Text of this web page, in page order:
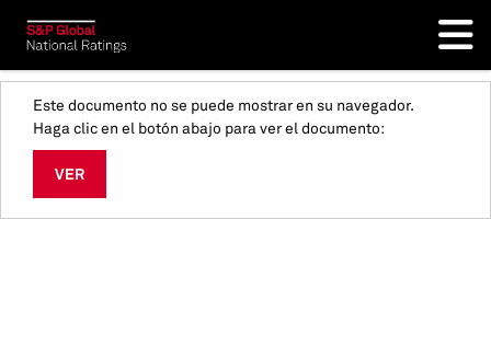
Este documento no se puede mostrar en su navegador.
Haga clic en el botón abajo para ver el documento:
VER